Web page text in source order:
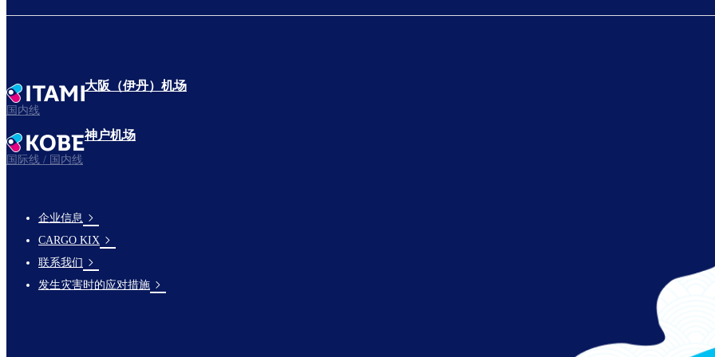
大阪（伊丹）机场
国内线
神户机场
国际线 / 国内线
footer-
links-
en-
企业信息
CARGO KIX
联系我们
发生灾害时的应对措施